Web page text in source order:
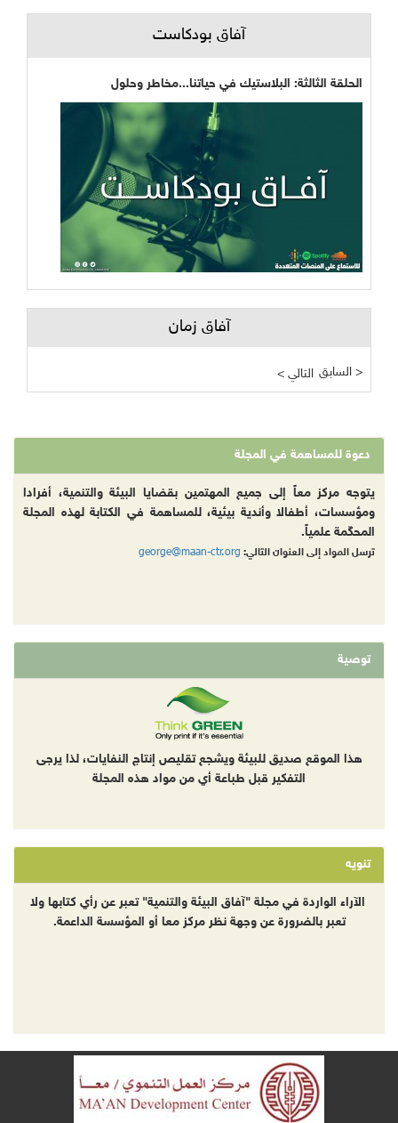
آفاق بودكاست
الحلقة الثالثة: البلاستيك في حياتنا...مخاطر وحلول
آفاق زمان
< التالي السابق >
دعوة للمساهمة في المجلة
يتوجه مركز معاً إلى جميع المهتمين بقضايا البيئة والتنمية، أفرادا
ومؤسسات، أطفالا وأندية بيئية، للمساهمة في الكتابة لهذه المجلة
المحكّمة علمياً.
ترسل المواد إلى العنوان التالي: george@maan-ctr.org
توصية
هذا الموقع صديق للبيئة ويشجع تقليص إنتاج النفايات، لذا يرجى
التفكير قبل طباعة أي من مواد هذه المجلة
تنويه
الآراء الواردة في مجلة "آفاق البيئة والتنمية" تعبر عن رأي كتابها ولا
تعبر بالضرورة عن وجهة نظر مركز معا أو المؤسسة الداعمة.